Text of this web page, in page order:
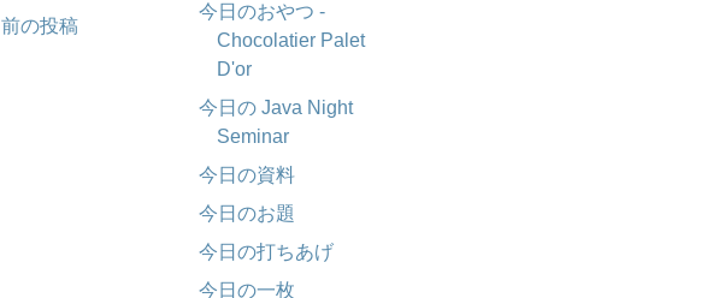
前の投稿
今日のおやつ -
Chocolatier Palet
D'or
今日の Java Night
Seminar
今日の資料
今日のお題
今日の打ちあげ
今日の一枚